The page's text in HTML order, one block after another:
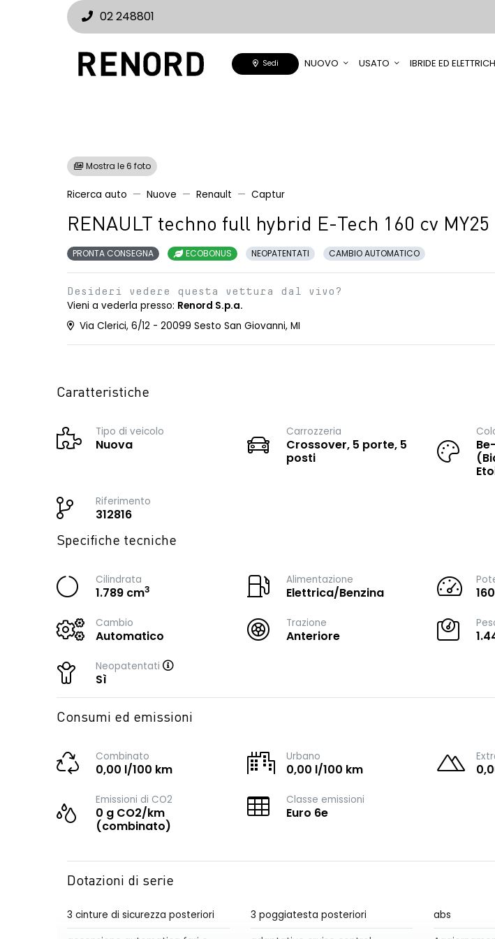
02 248801
Sedi NUOVO USATO IBRIDE ED
Mostra le 6 foto
Ricerca auto Nuove Renault Captur
RENAULT techno full hybrid E-Tech 160 cv MY25
PRONTA CONSEGNA ECOBONUS NEOPATENTATI CAMBIO AUTOMATICO
Desideri vedere questa vettura dal vivo?
Vieni a vederla presso: Renord S.p.a.
Via Clerici, 6/12 - 20099 Sesto San Giovanni, MI
Caratteristiche
Tipo di veicolo
Nuova
Carrozzeria
Crossover, 5 porte, 5
posti
Riferimento
312816
Specifiche tecniche
Cilindrata
1.789 cm3
Alimentazione
Elettrica/Benzina
Cambio
Automatico
Trazione
Anteriore
Neopatentati
Sì
Consumi ed emissioni
Combinato
0,00 l/100 km
Urbano
0,00 l/100 km
Emissioni di CO2
0 g CO2/km
(combinato)
Classe emissioni
Euro 6e
Dotazioni di serie
3 cinture di sicurezza posteriori 3 poggiatesta posteriori
abs